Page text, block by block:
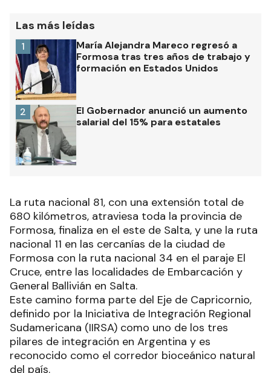
Las más leídas
María Alejandra Mareco regresó a
Formosa tras tres años de trabajo y
formación en Estados Unidos
1
El Gobernador anunció un aumento
salarial del 15% para estatales
2
La ruta nacional 81, con una extensión total de
680 kilómetros, atraviesa toda la provincia de
Formosa, finaliza en el este de Salta, y une la ruta
nacional 11 en las cercanías de la ciudad de
Formosa con la ruta nacional 34 en el paraje El
Cruce, entre las localidades de Embarcación y
General Ballivián en Salta.
Este camino forma parte del Eje de Capricornio,
definido por la Iniciativa de Integración Regional
Sudamericana (IIRSA) como uno de los tres
pilares de integración en Argentina y es
reconocido como el corredor bioceánico natural
del país.